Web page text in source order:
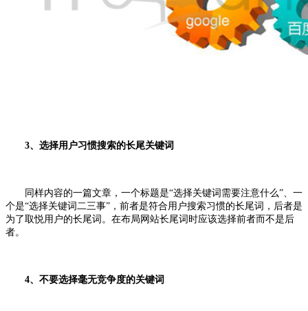
3、选择用户习惯搜索的长尾关键词
同样内容的一篇文章，一个标题是“选择关键词需要注意什么”、一
个是“选择关键词二三事”，前者是符合用户搜索习惯的长尾词，后者是
为了取悦用户的长尾词。在布局网站长尾词时应该选择前者而不是后
者。
4、不要选择毫无竞争度的关键词